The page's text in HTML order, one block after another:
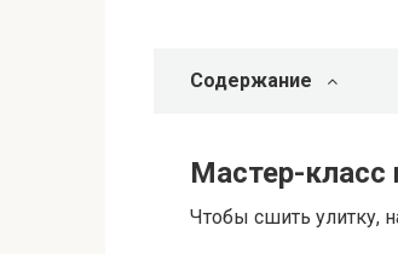
Содержание
Мастер-класс
Чтобы сшить улитку,